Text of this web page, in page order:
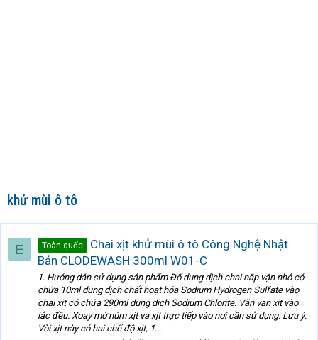
khử mùi ô tô
E Toàn quốc
Chai xịt khử mùi ô tô Công Nghệ Nhật
Bản CLODEWASH 300ml W01-C
1. Hướng dẫn sử dụng sản phẩm Đổ dung dịch chai nắp vặn nhỏ có
chứa 10ml dung dịch chất hoạt hóa Sodium Hydrogen Sulfate vào
chai xịt có chứa 290ml dung dịch Sodium Chlorite. Vặn van xịt vào
lắc đều. Xoay mở núm xịt và xịt trực tiếp vào nơi cần sử dụng. Lưu ý:
Vòi xịt này có hai chế độ xịt, 1...